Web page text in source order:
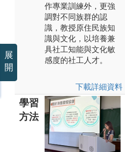
作專業訓練外，更強
調對不同族群的認
識，教授原住民族知
識與文化，以培養兼
具社工知能與文化敏
感度的社工人才。
下載詳細資料
學習
方法
展
開